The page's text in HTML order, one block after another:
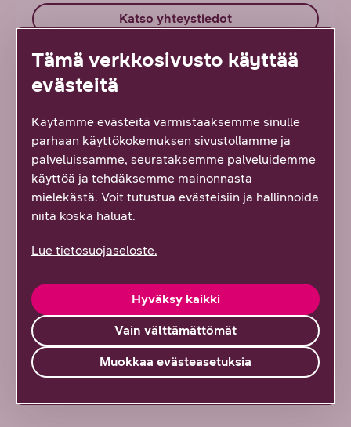
Katso yhteystiedot
DNA:n blogeista & artikkeleista löydät
Lue lisää
Tämä verkkosivusto käyttää
evästeitä
Käytämme evästeitä varmistaaksemme sinulle
parhaan käyttökokemuksen sivustollamme ja
palveluissamme, seurataksemme palveluidemme
käyttöä ja tehdäksemme mainonnasta
mielekästä. Voit tutustua evästeisiin ja hallinnoida
niitä koska haluat.
Lue tietosuojaseloste.
Vain välttämättömät
Hyväksy kaikki
Muokkaa evästeasetuksia